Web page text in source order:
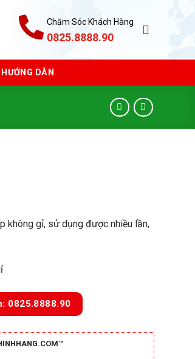
Chăm Sóc Khách Hàng
0825.8888.90
DẪN
không gỉ, sử dụng được nhiều lần,
0825.8888.90